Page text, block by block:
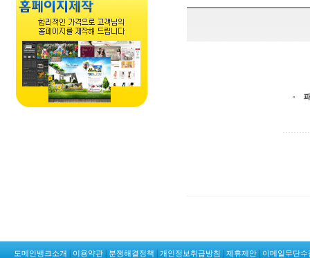
도메인뱅크소개 이용약관 분쟁해결정책 개인정보취급방침 제휴제안 이메일무단수